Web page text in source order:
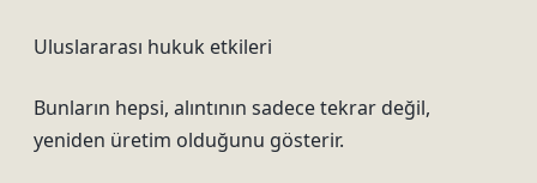
Uluslararası hukuk etkileri
Bunların hepsi, alıntının sadece tekrar değil,
yeniden üretim olduğunu gösterir.